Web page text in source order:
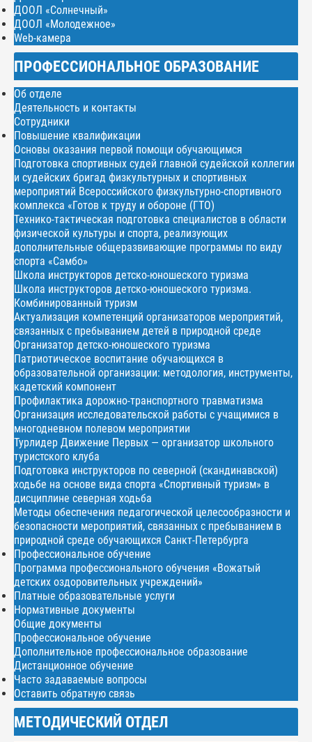
ДООЛ «Солнечный»
ДООЛ «Молодежное»
Web-камера
ПРОФЕССИОНАЛЬНОЕ ОБРАЗОВАНИЕ
Об отделе
Деятельность и контакты
Сотрудники
Повышение квалификации
Основы оказания первой помощи обучающимся
Подготовка спортивных судей главной судейской коллегии
и судейских бригад физкультурных и спортивных
мероприятий Всероссийского физкультурно-спортивного
комплекса «Готов к труду и обороне (ГТО)
Технико-тактическая подготовка специалистов в области
физической культуры и спорта, реализующих
дополнительные общеразвивающие программы по виду
спорта «Самбо»
Школа инструкторов детско-юношеского туризма
Школа инструкторов детско-юношеского туризма.
Комбинированный туризм
Актуализация компетенций организаторов мероприятий,
связанных с пребыванием детей в природной среде
Организатор детско-юношеского туризма
Патриотическое воспитание обучающихся в
образовательной организации: методология, инструменты,
кадетский компонент
Профилактика дорожно-транспортного травматизма
Организация исследовательской работы с учащимися в
многодневном полевом мероприятии
Турлидер Движение Первых — организатор школьного
туристского клуба
Подготовка инструкторов по северной (скандинавской)
ходьбе на основе вида спорта «Спортивный туризм» в
дисциплине северная ходьба
Методы обеспечения педагогической целесообразности и
безопасности мероприятий, связанных с пребыванием в
природной среде обучающихся Санкт-Петербурга
Профессиональное обучение
Программа профессионального обучения «Вожатый
детских оздоровительных учреждений»
Платные образовательные услуги
Нормативные документы
Общие документы
Профессиональное обучение
Дополнительное профессиональное образование
Дистанционное обучение
Часто задаваемые вопросы
Оставить обратную связь
МЕТОДИЧЕСКИЙ ОТДЕЛ